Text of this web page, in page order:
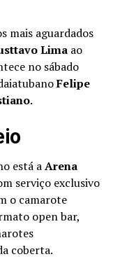
mais aguardados
Limaao
no sábado
Felipe
.
está aArena
serviço exclusivo
o camarote
open bar,
coberta.